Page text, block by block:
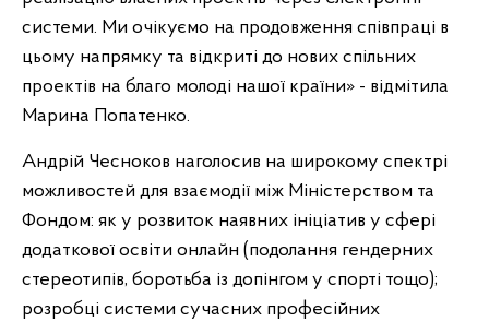
системи. Ми очікуємо на продовження співпраці в
цьому напрямку та відкриті до нових спільних
проектів на благо молоді нашої країни» - відмітила
Марина Попатенко.
Андрій Чесноков наголосив на широкому спектрі
можливостей для взаємодії між Міністерством та
Фондом: як у розвиток наявних ініціатив у сфері
додаткової освіти онлайн (подолання гендерних
стереотипів, боротьба із допінгом у спорті тощо);
розробці системи сучасних професійних